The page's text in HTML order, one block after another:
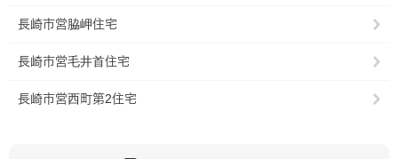
長崎市営脇岬住宅
長崎市営毛井首住宅
長崎市営西町第2住宅